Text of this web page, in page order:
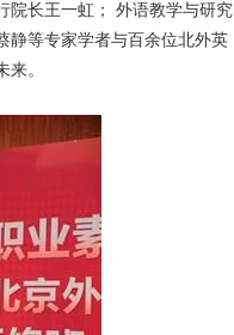
院长王一虹； 外语教学与研究
静等专家学者与百余位北外英
。